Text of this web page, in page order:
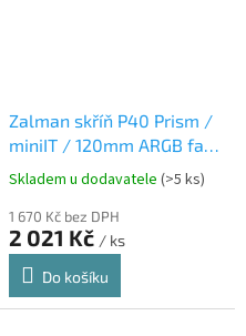
Zalman skříň P40 Prism /
miniIT / 120mm ARGB fan
/ 2xUSB 3.0 / USB-C /
panoramatická / černá
Skladem u dodavatele (>5 ks)
1 670 Kč bez DPH
2 021 Kč / ks
Do košíku